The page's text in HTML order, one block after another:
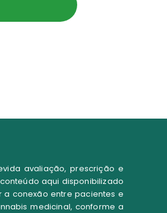
avaliação, prescrição e
aqui disponibilizado
conexão entre pacientes e
medicinal, conforme a